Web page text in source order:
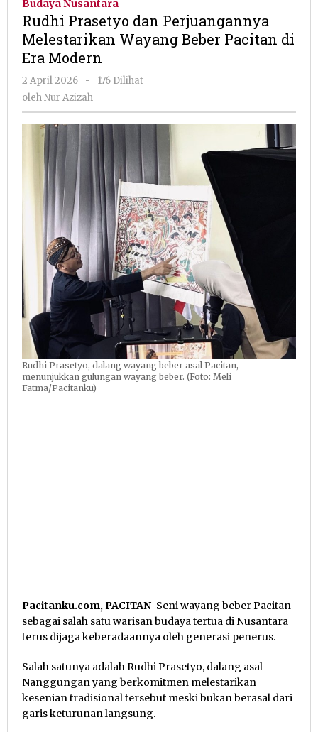
Melestarikan
Wayang
Modern
Budaya Nusantara
Rudhi Prasetyo dan Perjuangannya
Melestarikan Wayang Beber Pacitan di
Era Modern
2 April 2026
oleh
Nur
-
176 Dilihat
olehNur Azizah
Rudhi Prasetyo, dalang wayang beber asal Pacitan,
menunjukkan gulungan wayang beber. (Foto: Meli
Fatma/Pacitanku)
Pacitanku.com, PACITAN-Seni wayang beber Pacitan
sebagai salah satu warisan budaya tertua di Nusantara
terus dijaga keberadaannya oleh generasi penerus.
Salah satunya adalah Rudhi Prasetyo, dalang asal
Nanggungan yang berkomitmen melestarikan
kesenian tradisional tersebut meski bukan berasal dari
garis keturunan langsung.